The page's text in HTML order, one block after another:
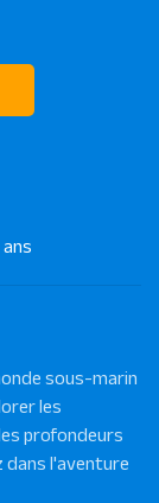
ans
sous-marin
les
profondeurs
dans l'aventure